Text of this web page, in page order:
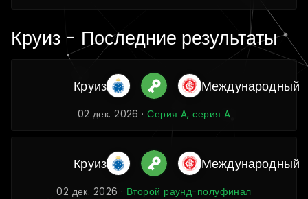
Круиз - Последние результаты
Круиз Международный
02 дек. 2026 ·Серия A, серия A
Круиз Международный
02 дек. 2026 · Второй раунд-полуфинал